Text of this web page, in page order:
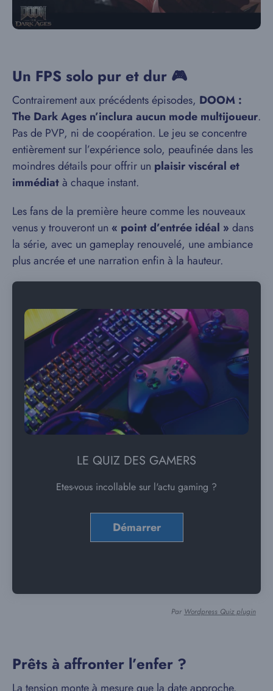
Un FPS solo pur et dur 🎮
Contrairement aux précédents épisodes, DOOM :
The Dark Ages n’inclura aucun mode multijoueur.
Pas de PVP, ni de coopération. Le jeu se concentre
entièrement sur l’expérience solo, peaufinée dans les
moindres détails pour offrir un plaisir viscéral et
immédiatà chaque instant.
Les fans de la première heure comme les nouveaux
venus y trouveront un « point d’entrée idéal » dans
la série, avec un gameplay renouvelé, une ambiance
plus ancrée et une narration enfin à la hauteur.
LE QUIZ DES GAMERS
Etes-vous incollable sur l'actu gaming ?
Par Wordpress Quiz plugin
Prêts à affronter l’enfer ?